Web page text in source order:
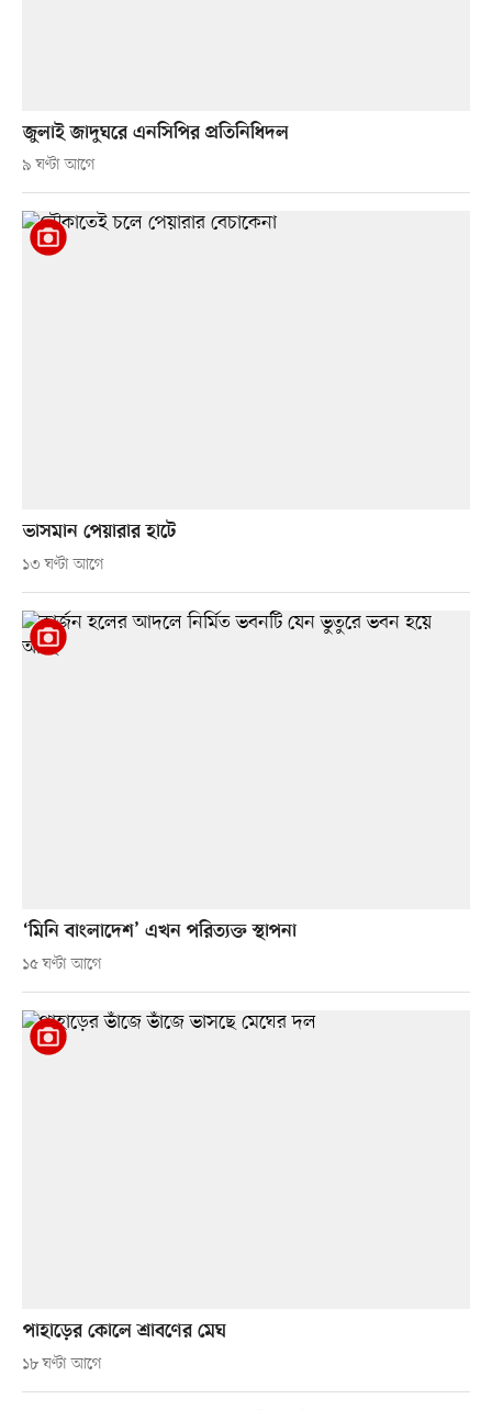
জুলাই জাদুঘরে এনসিপির প্রতিনিধিদল
৯ ঘণ্টা আগে
ভাসমান পেয়ারার হাটে
১৩ ঘণ্টা আগে
‘মিনি বাংলাদেশ’ এখন পরিত্যক্ত স্থাপনা
১৫ ঘণ্টা আগে
পাহাড়ের কোলে শ্রাবণের মেঘ
১৮ ঘণ্টা আগে